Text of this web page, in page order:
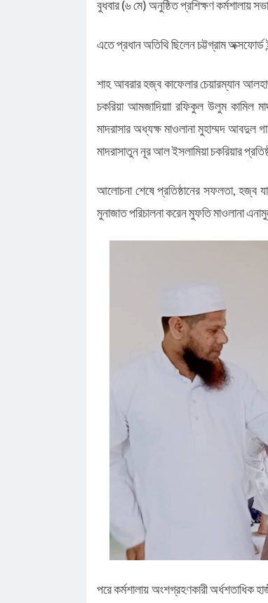
বুধবার (৬ মে) অনুষ্ঠিত প্রশিক্ষণ কর্মশালায়
এতে প্রধান অতিথি ছিলেন চট্টগ্রাম
শাহ আবরার হজ্ব কাফেলার চেয়ারম্যান
চকরিয়া আমজাদিয়াা রফিকুল উলুম কামিল
মাদরাসার অধ্যক্ষ মাওলানা মুহাম্মদ আবদুল
মাদরাসাতুন নূর আল ইসলামিয়া চকরিয়ার
আলোচনা শেষে প্রতিষ্ঠানের সফলতা, হজ্ব
মুনাজাত পরিচালনা করেন মুফতি মাওলানা
পরে কর্মশালায় অংশগ্রহণকারী অর্ধশতাধিক